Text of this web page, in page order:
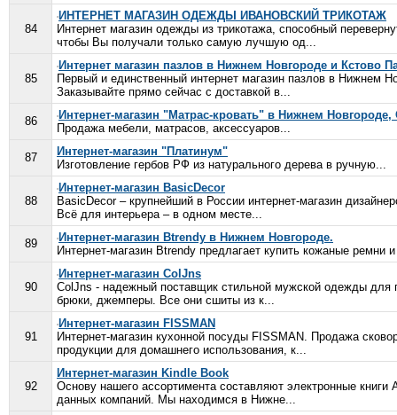
84
ИНТЕРНЕТ МАГАЗИН ОДЕЖДЫ ИВАНОВСКИЙ ТРИКОТАЖ
Интернет магазин одежды из трикотажа, способный
чтобы Вы получали только самую лучшую од...
85
Интернет магазин пазлов в Нижнем Новгороде и Кстово
Первый и единственный интернет магазин пазлов в Нижнем
Заказывайте прямо сейчас с доставкой в...
86
Интернет-магазин "Матрас-кровать" в Нижнем
Продажа мебели, матрасов, аксессуаров...
87
Интернет-магазин "Платинум"
Изготовление гербов РФ из натурального дерева в ручную...
88
Интернет-магазин BasicDecor
BasicDecor – крупнейший в России интернет-магазин
Всё для интерьера – в одном месте...
89
Интернет-магазин Btrendy в Нижнем Новгороде.
Интернет-магазин Btrendy предлагает купить кожаные ремни
90
Интернет-магазин ColJns
ColJns - надежный поставщик стильной мужской одежды для
брюки, джемперы. Все они сшиты из к...
91
Интернет-магазин FISSMAN
Интернет-магазин кухонной посуды FISSMAN. Продажа
продукции для домашнего использования, к...
92
Интернет-магазин Kindle Book
Основу нашего ассортимента составляют электронные
данных компаний. Мы находимся в Нижне...